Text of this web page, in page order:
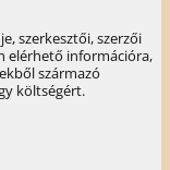
szerkesztői, szerzői
elérhető információra,
származó
költségért.